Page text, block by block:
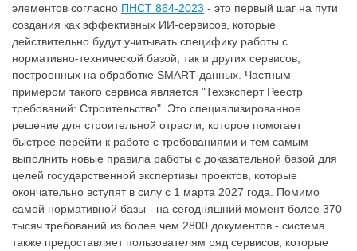
элементов согласно ПНСТ 864-2023 - это первый шаг на пути
создания как эффективных ИИ-сервисов, которые
действительно будут учитывать специфику работы с
нормативно-технической базой, так и других сервисов,
построенных на обработке SMART-данных. Частным
примером такого сервиса является "Техэксперт Реестр
требований: Строительство". Это специализированное
решение для строительной отрасли, которое помогает
быстрее перейти к работе с требованиями и тем самым
выполнить новые правила работы с доказательной базой для
целей государственной экспертизы проектов, которые
окончательно вступят в силу с 1 марта 2027 года. Помимо
самой нормативной базы - на сегодняшний момент более 370
тысяч требований из более чем 2800 документов - система
также предоставляет пользователям ряд сервисов, которые